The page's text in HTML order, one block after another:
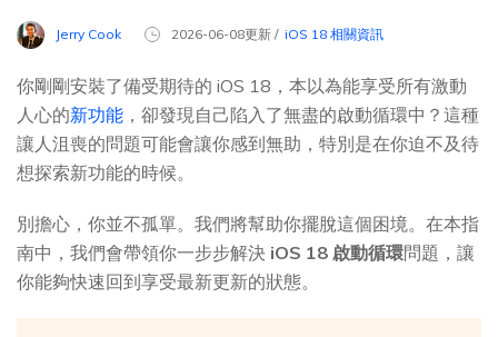
Jerry Cook 2026-06-08更新 / iOS 18 相關資訊
你剛剛安裝了備受期待的 iOS 18，本以為能享受所有激動
人心的新功能 ，卻發現自己陷入了無盡的啟動循環中？這種
讓人沮喪的問題可能會讓你感到無助，特別是在你迫不及待
想探索新功能的時候。
別擔心，你並不孤單。我們將幫助你擺脫這個困境。在本指
南中，我們會帶領你一步步解決 iOS 18 啟動循環問題，讓
你能夠快速回到享受最新更新的狀態。